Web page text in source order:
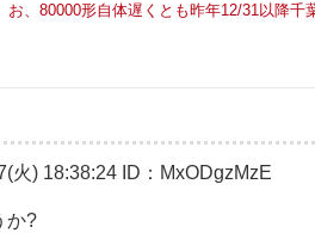
お、80000形自体遅くとも昨年12/31以降千
火) 18:38:24 ID：MxODgzMzE
か?